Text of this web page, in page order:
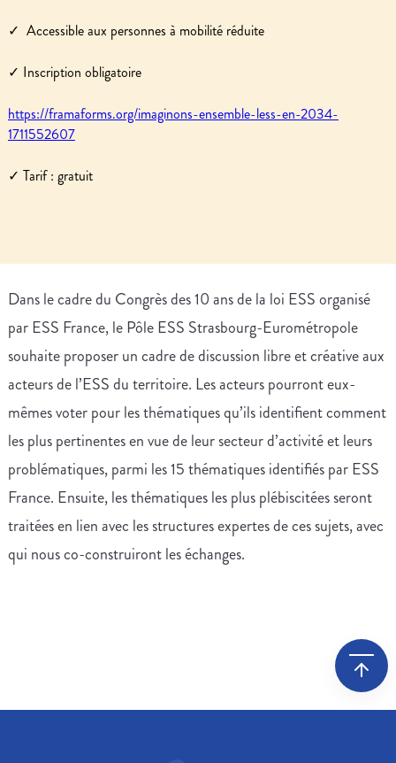
✓ ️ Accessible aux personnes à mobilité réduite
✓ ️Inscription obligatoire
https://framaforms.org/imaginons-ensemble-less-en-2034-
1711552607
✓ Tarif : gratuit
Dans le cadre du Congrès des 10 ans de la loi ESS organisé
par ESS France, le Pôle ESS Strasbourg-Eurométropole
souhaite proposer un cadre de discussion libre et créative aux
acteurs de l’ESS du territoire. Les acteurs pourront eux-
mêmes voter pour les thématiques qu’ils identifient comment
les plus pertinentes en vue de leur secteur d’activité et leurs
problématiques, parmi les 15 thématiques identifiés par ESS
France. Ensuite, les thématiques les plus plébiscitées seront
traitées en lien avec les structures expertes de ces sujets, avec
qui nous co-construiront les échanges.